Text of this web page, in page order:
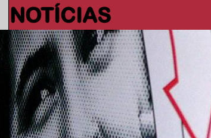
NOTÍCIAS